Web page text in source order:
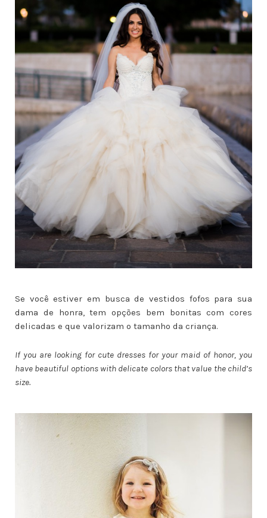
Se você estiver em busca de vestidos fofos para sua
dama de honra, tem opções bem bonitas com cores
delicadas e que valorizam o tamanho da criança.
If you are looking for cute dresses for your maid of honor, you
have beautiful options with delicate colors that value the child’s
size.